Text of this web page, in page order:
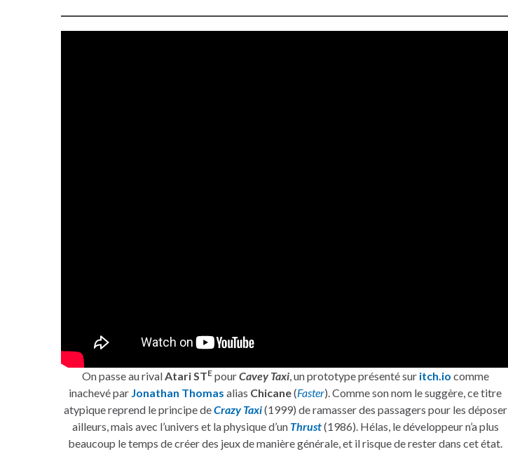
On passe au rival Atari STEpourCavey Taxi, un prototype présenté sur itch.io comme
inachevé par Jonathan Thomas alias Chicane(Faster). Comme son nom le suggère, ce titre
atypique reprend le principe deCrazy Taxi(1999) de ramasser des passagers pour les déposer
ailleurs, mais avec l’univers et la physique d’un Thrust(1986). Hélas, le développeur n’a plus
beaucoup le temps de créer des jeux de manière générale, et il risque de rester dans cet état.